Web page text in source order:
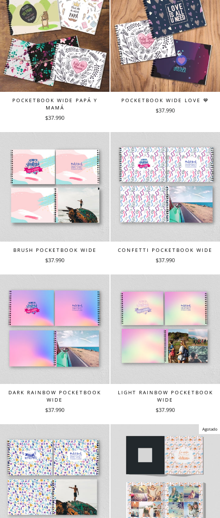
POCKETBOOK WIDE PAPÁ Y
MAMÁ
$37.990
POCKETBOOK WIDE LOVE 💙
$37.990
BRUSH POCKETBOOK WIDE
$37.990
CONFETTI POCKETBOOK WIDE
$37.990
DARK RAINBOW POCKETBOOK
WIDE
$37.990
LIGHT RAINBOW POCKETBOOK
WIDE
$37.990
Agotado